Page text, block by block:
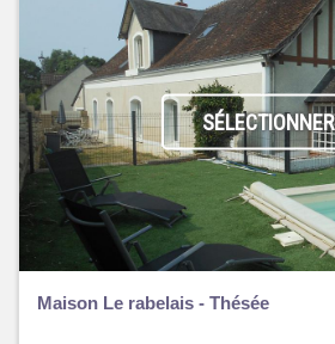
SÉLECTIONNER
Maison Le rabelais - Thésée